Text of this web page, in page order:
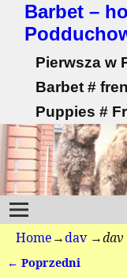
Barbet –
Pierwsza w
Barbet #
Puppies #
Home→dav→dav
← Poprzedni